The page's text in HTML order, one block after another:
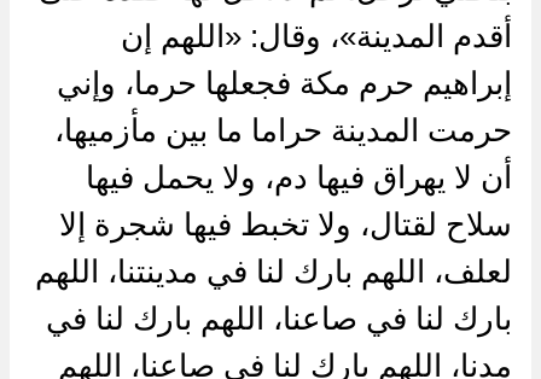
أقدم المدينة»، وقال: «اللهم إن
إبراهيم حرم مكة فجعلها حرما، وإني
حرمت المدينة حراما ما بين مأزميها،
أن لا يهراق فيها دم، ولا يحمل فيها
سلاح لقتال، ولا تخبط فيها شجرة إلا
لعلف، اللهم بارك لنا في مدينتنا، اللهم
بارك لنا في صاعنا، اللهم بارك لنا في
مدنا، اللهم بارك لنا في صاعنا، اللهم